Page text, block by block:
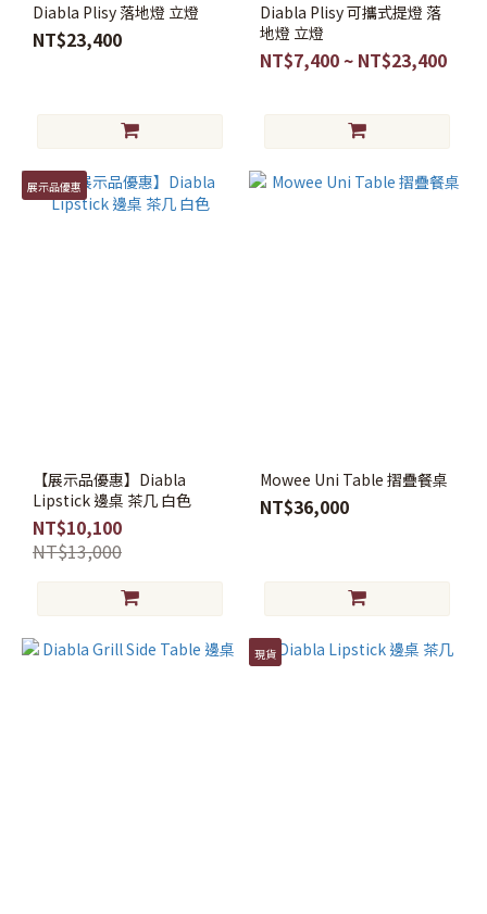
Diabla Plisy 落地燈 立燈
NT$23,400
Diabla Plisy 可攜式提燈 落
地燈 立燈
NT$7,400 ~ NT$23,400
展示品優惠
【展示品優惠】Diabla
Lipstick 邊桌 茶几 白色
NT$10,100
NT$13,000
Mowee Uni Table 摺疊餐桌
NT$36,000
現貨